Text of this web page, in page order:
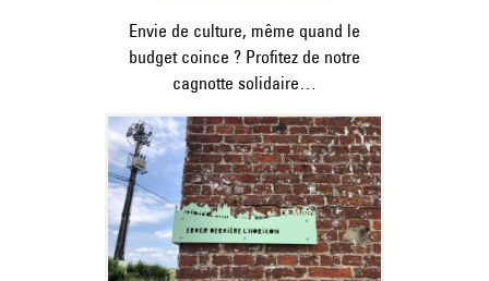
Envie de culture, même quand le
budget coince ? Profitez de notre
cagnotte solidaire…